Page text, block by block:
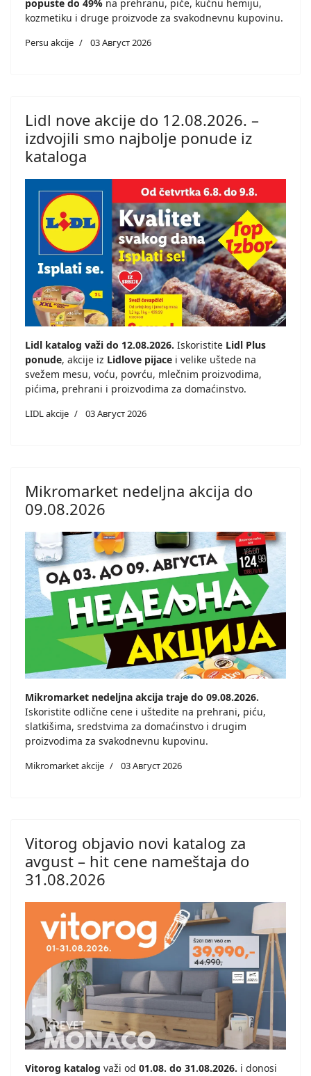
popuste do 49% na prehranu, piće, kućnu hemiju,
kozmetiku i druge proizvode za svakodnevnu kupovinu.
Persu akcije 03 Август 2026
Lidl nove akcije do 12.08.2026. –
izdvojili smo najbolje ponude iz
kataloga
Lidl katalog važi do 12.08.2026. Iskoristite Lidl Plus
ponude, akcije iz Lidlove pijace i velike uštede na
svežem mesu, voću, povrću, mlečnim proizvodima,
pićima, prehrani i proizvodima za domaćinstvo.
LIDL akcije 03 Август 2026
Mikromarket nedeljna akcija do
09.08.2026
Mikromarket nedeljna akcija traje do 09.08.2026.
Iskoristite odlične cene i uštedite na prehrani, piću,
slatkišima, sredstvima za domaćinstvo i drugim
proizvodima za svakodnevnu kupovinu.
Mikromarket akcije 03 Август 2026
Vitorog objavio novi katalog za
avgust – hit cene nameštaja do
31.08.2026
Vitorog katalog važi od 01.08. do 31.08.2026. i donosi